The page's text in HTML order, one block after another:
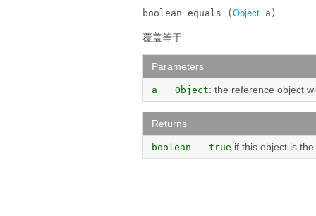
boolean equals ( Object a)
覆盖等于
Parameters
a Object: the reference object
Returns
boolean true if this object is